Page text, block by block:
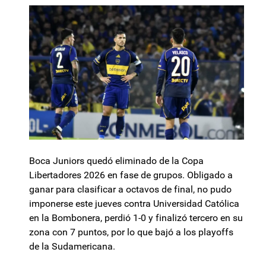
Boca Juniors quedó eliminado de la Copa
Libertadores 2026 en fase de grupos. Obligado a
ganar para clasificar a octavos de final, no pudo
imponerse este jueves contra Universidad Católica
en la Bombonera, perdió 1-0 y finalizó tercero en su
zona con 7 puntos, por lo que bajó a los playoffs
de la Sudamericana.